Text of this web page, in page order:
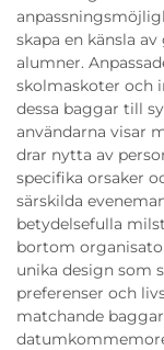
skapa en känsla
alumner.
skolmaskoter och
dessa baggar till
användarna visar
drar nytta av
specifika orsaker
särskilda
betydelsefulla
bortom
unika design som
preferenser och
matchande